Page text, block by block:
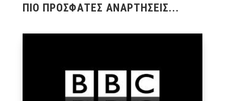
ΠΙΟ ΠΡΟΣΦΑΤΕΣ ΑΝΑΡΤΗΣΕΙΣ...